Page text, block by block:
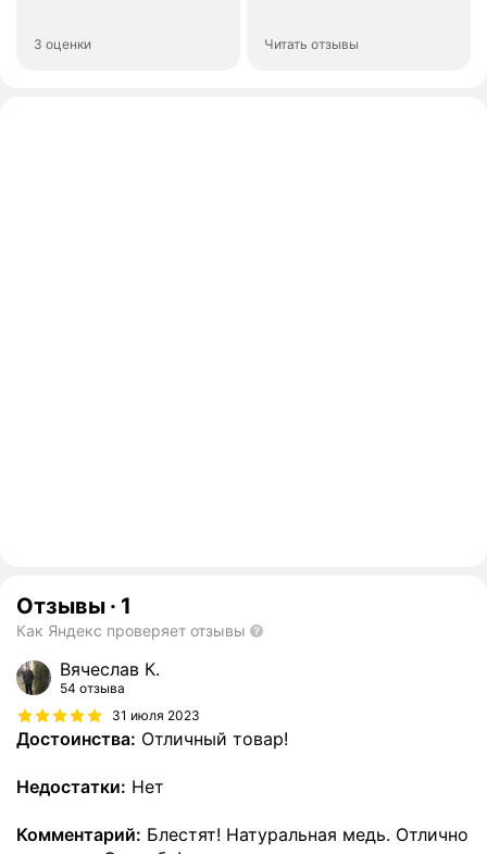
3 оценки Читать отзывы
Отзывы · 1
Как Яндекс проверяет отзывы
Вячеслав К.
54 отзыва
31 июля 2023
Достоинства: Отличный товар!
Недостатки: Нет
Комментарий: Блестят! Натуральная медь. Отлично